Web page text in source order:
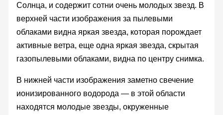
Солнца, и содержит сотни очень молодых звезд. В
верхней части изображения за пылевыми
облаками видна яркая звезда, которая порождает
активные ветра, еще одна яркая звезда, скрытая
газопылевыми облаками, видна по центру снимка.
В нижней части изображения заметно свечение
ионизированного водорода — в этой области
находятся молодые звезды, окруженные